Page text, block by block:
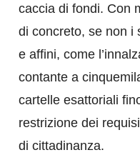
caccia di fondi. Con
di concreto, se non i
e affini, come
contante a
cartelle esattoriali
restrizione dei
di cittadinanza.